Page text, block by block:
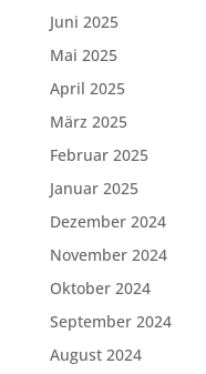
Juni 2025
Mai 2025
April 2025
März 2025
Februar 2025
Januar 2025
Dezember 2024
November 2024
Oktober 2024
September 2024
August 2024